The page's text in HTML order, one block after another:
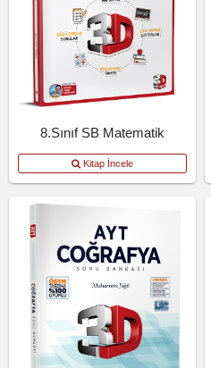
8.Sınıf SB Matematik
Kitap İncele